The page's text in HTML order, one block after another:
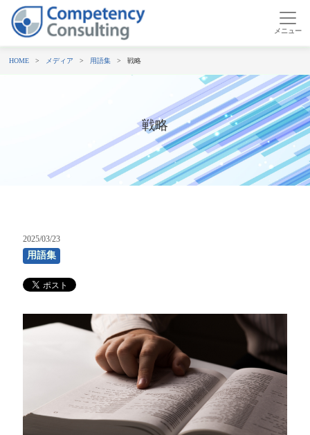
HOME メディア 用語集 戦略
戦略
2025/03/23
用語集